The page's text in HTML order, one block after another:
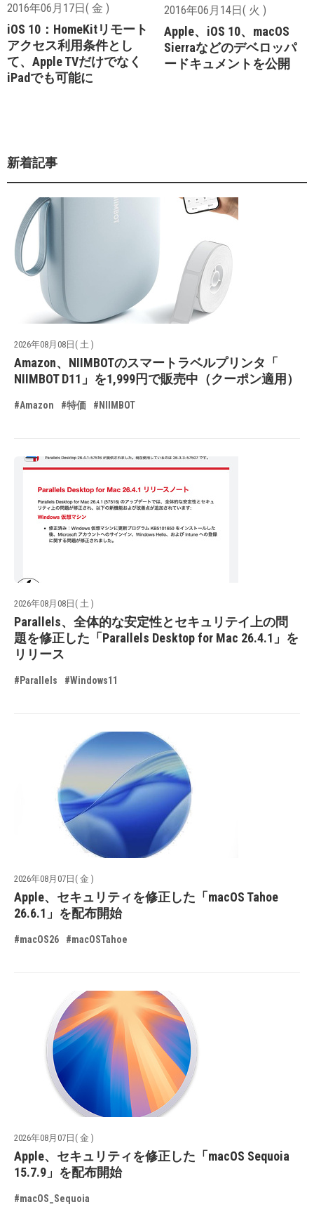
2016年06月17日( 金 )
iOS 10：HomeKitリモート
アクセス利用条件とし
て、Apple TVだけでなく
iPadでも可能に
2016年06月14日( 火 )
Apple、iOS 10、macOS
Sierraなどのデベロッパ
ードキュメントを公開
新着記事
2026年08月08日( 土 )
Amazon、NIIMBOTのスマートラベルプリンタ「
NIIMBOT D11」を1,999円で販売中（クーポン適用）
#Amazon #特価 #NIIMBOT
2026年08月08日( 土 )
Parallels、全体的な安定性とセキュリテイ上の問
題を修正した「Parallels Desktop for Mac 26.4.1」を
リリース
#Parallels #Windows11
2026年08月07日( 金 )
Apple、セキュリティを修正した「macOS Tahoe
26.6.1」を配布開始
#macOS26 #macOSTahoe
2026年08月07日( 金 )
Apple、セキュリティを修正した「macOS Sequoia
15.7.9」を配布開始
#macOS_Sequoia